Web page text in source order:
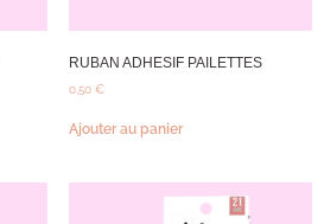
RUBAN ADHESIF PAILETTES
0,50 €
Ajouter au panier